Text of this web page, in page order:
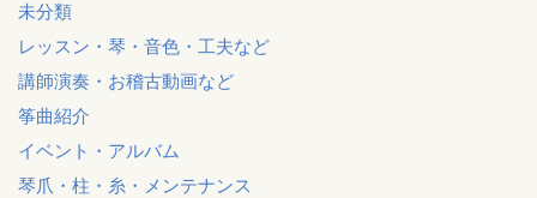
未分類
レッスン・琴・音色・工夫など
講師演奏・お稽古動画など
筝曲紹介
イベント・アルバム
琴爪・柱・糸・メンテナンス